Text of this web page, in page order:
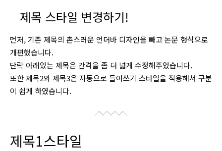
제목 스타일 변경하기!
먼저, 기존 제목의 촌스러운 언더바 디자인을 빼고 논문 형식으로
개편했습니다.
단락 아래있는 제목은 간격을 좀 더 넓게 수정해주었습니다.
또한 제목2와 제목3은 자동으로 들여쓰기 스타일을 적용해서 구분
이 쉽게 하였습니다.
제목1스타일